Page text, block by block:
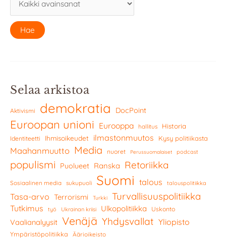
Selaa arkistoa
Aktivismi demokratia DocPoint
Euroopan unioni Eurooppa hallitus Historia
Identiteetti Ihmisoikeudet ilmastonmuutos Kysy politiikasta
Maahanmuutto Media nuoret Perussuomalaiset podcast
populismi Puolueet Ranska Retoriikka
Sosiaalinen media sukupuoli Suomi talous talouspolitiikka
Tasa-arvo Terrorismi Turkki Turvallisuuspolitiikka
Tutkimus työ Ukrainan kriisi Ulkopolitiikka Uskonto
Vaalianalyysit Venäjä Yhdysvallat Yliopisto
Ympäristöpolitiikka Äärioikeisto